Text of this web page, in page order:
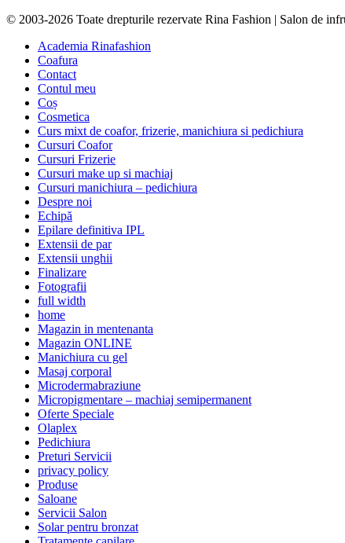
© 2003-2026 Toate drepturile rezervate Rina Fashion | Salon de
Academia Rinafashion
Coafura
Contact
Contul meu
Coș
Cosmetica
Curs mixt de coafor, frizerie, manichiura si pedichiura
Cursuri Coafor
Cursuri Frizerie
Cursuri make up si machiaj
Cursuri manichiura – pedichiura
Despre noi
Echipă
Epilare definitiva IPL
Extensii de par
Extensii unghii
Finalizare
Fotografii
full width
home
Magazin in mentenanta
Magazin ONLINE
Manichiura cu gel
Masaj corporal
Microdermabraziune
Micropigmentare – machiaj semipermanent
Oferte Speciale
Olaplex
Pedichiura
Preturi Servicii
privacy policy
Produse
Saloane
Servicii Salon
Solar pentru bronzat